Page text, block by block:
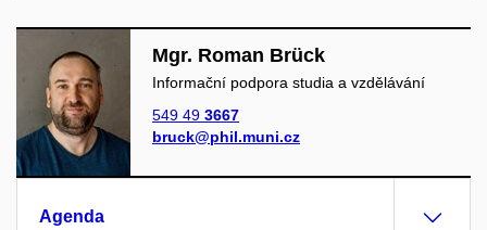
Mgr. Roman Brück
Informační podpora studia a vzdělávání
549 49 3667
bruck@phil.muni.cz
Agenda